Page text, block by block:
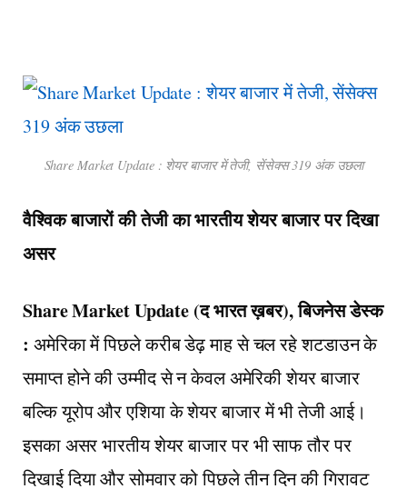
Share Market Update : शेयर बाजार में तेजी, सेंसेक्स 319 अंक उछला
वैश्विक बाजारों की तेजी का भारतीय शेयर बाजार पर दिखा
असर
Share Market Update (द भारत ख़बर), बिजनेस डेस्क
: अमेरिका में पिछले करीब डेढ़ माह से चल रहे शटडाउन के
समाप्त होने की उम्मीद से न केवल अमेरिकी शेयर बाजार
बल्कि यूरोप और एशिया के शेयर बाजार में भी तेजी आई।
इसका असर भारतीय शेयर बाजार पर भी साफ तौर पर
दिखाई दिया और सोमवार को पिछले तीन दिन की गिरावट